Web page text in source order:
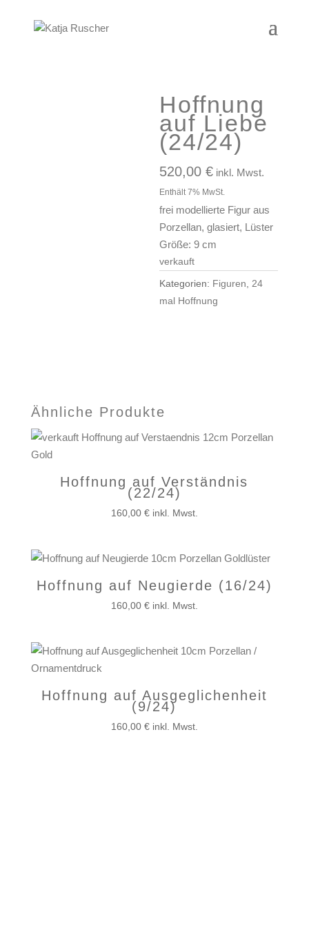
Hoffnung
auf Liebe
(24/24)
520,00€ inkl. Mwst.
Enthält 7% MwSt.
frei modellierte Figur aus
Porzellan, glasiert, Lüster
Größe: 9 cm
verkauft
Kategorien: Figuren
24
mal Hoffnung
Ähnliche Produkte
Hoffnung auf Verständnis
(22/24)
160,00 € inkl. Mwst.
Hoffnung auf Neugierde (16/24)
160,00 € inkl. Mwst.
Hoffnung auf Ausgeglichenheit
(9/24)
160,00 € inkl. Mwst.